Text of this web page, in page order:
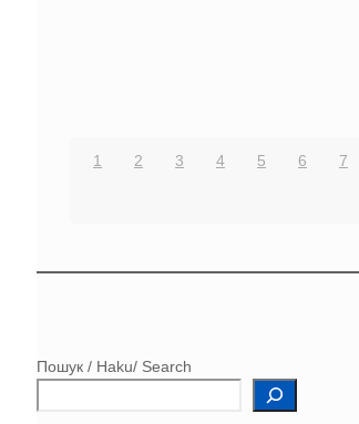
1 2 3 4 5 6 7
Пошук / Haku/ Search